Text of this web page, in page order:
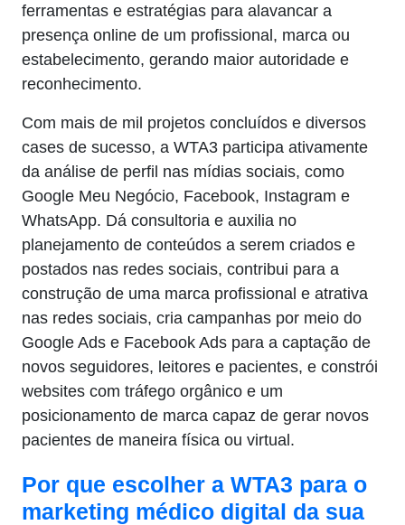
ferramentas e estratégias para alavancar a
presença online de um profissional, marca ou
estabelecimento, gerando maior autoridade e
reconhecimento.
Com mais de mil projetos concluídos e diversos
cases de sucesso, a WTA3 participa ativamente
da análise de perfil nas mídias sociais, como
Google Meu Negócio, Facebook, Instagram e
WhatsApp. Dá consultoria e auxilia no
planejamento de conteúdos a serem criados e
postados nas redes sociais, contribui para a
construção de uma marca profissional e atrativa
nas redes sociais, cria campanhas por meio do
Google Ads e Facebook Ads para a captação de
novos seguidores, leitores e pacientes, e constrói
websites com tráfego orgânico e um
posicionamento de marca capaz de gerar novos
pacientes de maneira física ou virtual.
Por que escolher a WTA3 para o
marketing médico digital da sua